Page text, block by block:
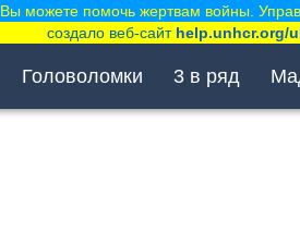
Головоломки 3 в ряд
Вы можете помочь жертвам войны.
создало веб-сайт help.unhcr.org/